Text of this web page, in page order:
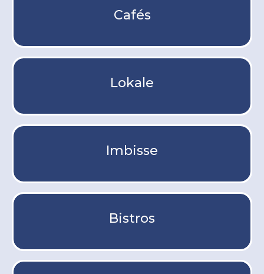
Cafés
Lokale
Imbisse
Bistros